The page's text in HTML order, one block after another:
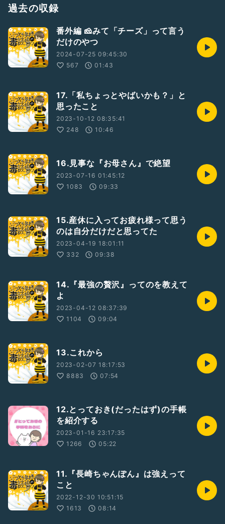
✉️おたより✉️
00:08 DJyukkorinさん
過去の収録
番外編 🧀みて「チーズ」って言う
だけのやつ
2024-07-25 09:45:30
567
01:43
17.「私ちょっとやばいかも？」と
思ったこと
2023-10-12 08:35:41
248
10:46
16.見事な『お母さん』で絶望
2023-07-16 01:45:12
1083
09:33
15.産休に入ってお疲れ様って思う
のは自分だけだと思ってた
2023-04-19 18:01:11
332
09:38
14.『最強の贅沢』ってのを教えて
よ
2023-04-12 08:37:39
1104
09:04
13.これから
2023-02-07 18:17:53
8883
07:54
12.とっておき(だったはず)の手帳
を紹介する
2023-01-16 23:17:35
1266
05:22
11.『長崎ちゃんぽん』は強えって
こと
2022-12-30 10:51:15
1613
08:14